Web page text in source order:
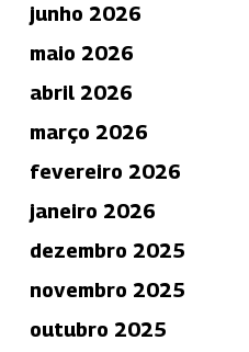
junho 2026
maio 2026
abril 2026
março 2026
fevereiro 2026
janeiro 2026
dezembro 2025
novembro 2025
outubro 2025